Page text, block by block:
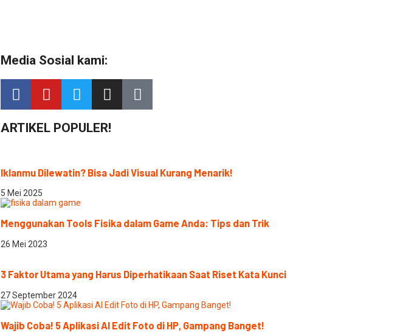
Media Sosial kami:
ARTIKEL POPULER!
Iklanmu Dilewatin? Bisa Jadi Visual Kurang Menarik!
5 Mei 2025
Menggunakan Tools Fisika dalam Game Anda: Tips dan Trik
26 Mei 2023
3 Faktor Utama yang Harus Diperhatikaan Saat Riset Kata Kunci
27 September 2024
Wajib Coba! 5 Aplikasi AI Edit Foto di HP, Gampang Banget!